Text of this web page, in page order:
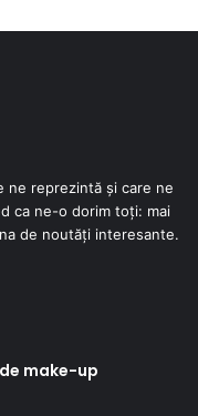
ne reprezintă și care ne
ca ne-o dorim toți: mai
de noutăți interesante.
make-up